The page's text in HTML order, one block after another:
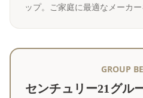
ップ。ご家庭に最適なメーカー
GROUP
センチュリー21グル